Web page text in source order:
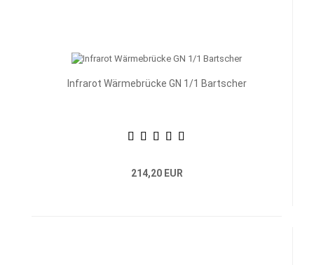
Infrarot Wärmebrücke GN 1/1 Bartscher
214,20 EUR